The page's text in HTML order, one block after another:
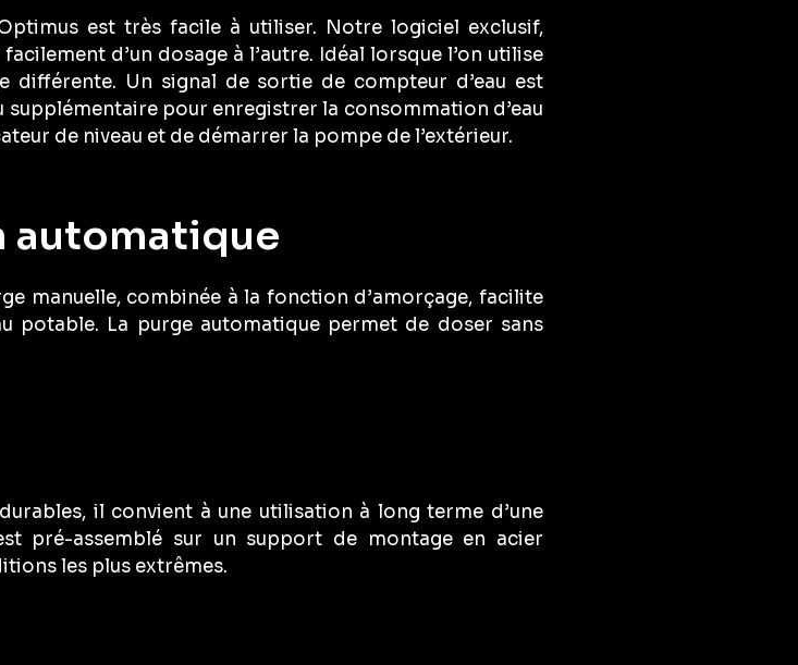
est très facile à utiliser. Notre logiciel exclusif,
d’un dosage à l’autre. Idéal lorsque l’on utilise
Un signal de sortie de compteur d’eau est
supplémentaire pour enregistrer la consommation d’eau
de niveau et de démarrer la pompe de l’extérieur.
automatique
manuelle, combinée à la fonction d’amorçage, facilite
potable. La purge automatique permet de doser sans
il convient à une utilisation à long terme d’une
pré-assemblé sur un support de montage en acier
les plus extrêmes.